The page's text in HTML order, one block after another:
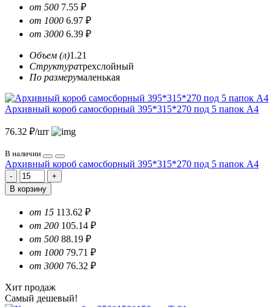
от 500 7.55 ₽
от 1000 6.97 ₽
от 3000 6.39 ₽
Объем (л)1.21
Структуратрехслойный
По размерумаленькая
Архивный короб самосборный 395*315*270 под 5 папок А4
76.32 ₽/шт
В наличии
Архивный короб самосборный 395*315*270 под 5 папок А4
В корзину
от 15 113.62 ₽
от 200 105.14 ₽
от 500 88.19 ₽
от 1000 79.71 ₽
от 3000 76.32 ₽
Хит продаж
Самый дешевый!